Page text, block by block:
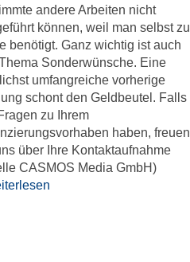
andere Arbeiten nicht
können, weil man selbst zu
benötigt. Ganz wichtig ist auch
Sonderwünsche. Eine
umfangreiche vorherige
schont den Geldbeutel. Falls
zu Ihrem
haben, freuen
über Ihre Kontaktaufnahme
CASMOS Media GmbH)